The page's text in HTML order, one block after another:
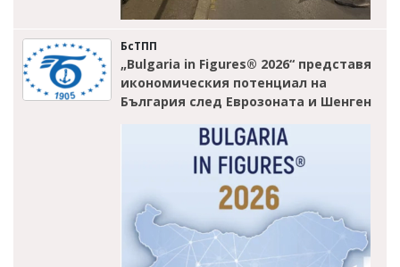
БсТПП
„Bulgaria in Figures® 2026“ представя
икономическия потенциал на
България след Еврозоната и Шенген